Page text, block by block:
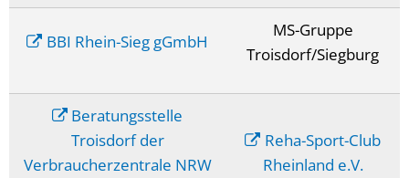
BBI Rhein-Sieg gGmbH
MS-Gruppe
Troisdorf/Siegburg
Beratungsstelle
Troisdorf der
Verbraucherzentrale NRW
Reha-Sport-Club
Rheinland e.V.